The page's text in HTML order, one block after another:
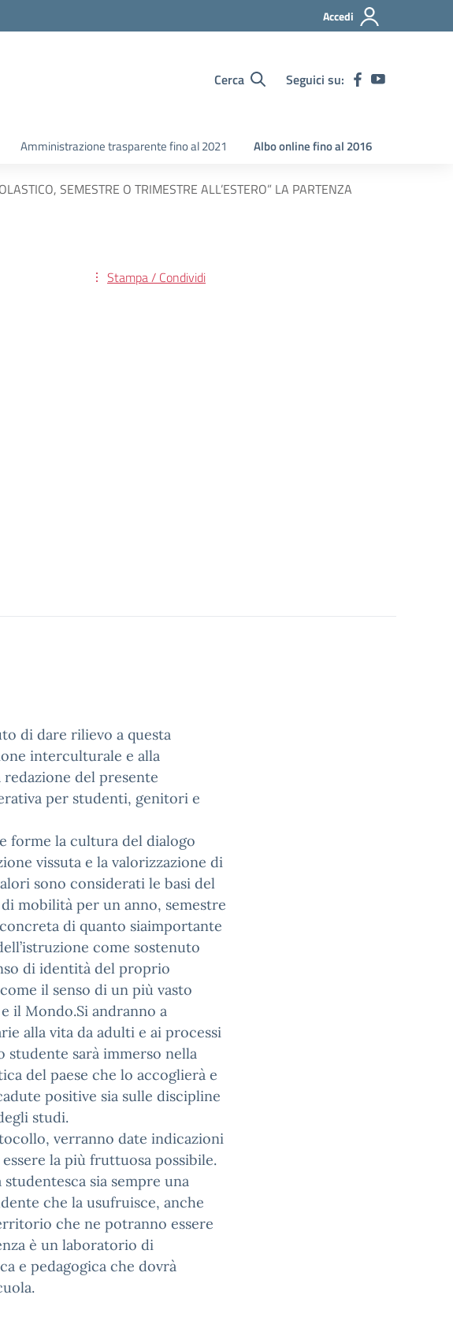
Accedi
Cerca Seguici su:
Amministrazione trasparente fino al 2021 Albo online fino al 2016
SEMESTRE O TRIMESTRE ALL’ESTERO” LA PARTENZA
Stampa / Condividi
di dare rilievo a questa
interculturale e alla
del presente
per studenti, genitori e
forme la cultura del dialogo
vissuta e la valorizzazione di
sono considerati le basi del
mobilità per un anno, semestre
di quanto siaimportante
come sostenuto
di identità del proprio
il senso di un più vasto
il Mondo.Si andranno a
alla vita da adulti e ai processi
sarà immerso nella
del paese che lo accoglierà e
positive sia sulle discipline
studi.
verranno date indicazioni
la più fruttuosa possibile.
sia sempre una
che la usufruisce, anche
che ne potranno essere
è un laboratorio di
e pedagogica che dovrà